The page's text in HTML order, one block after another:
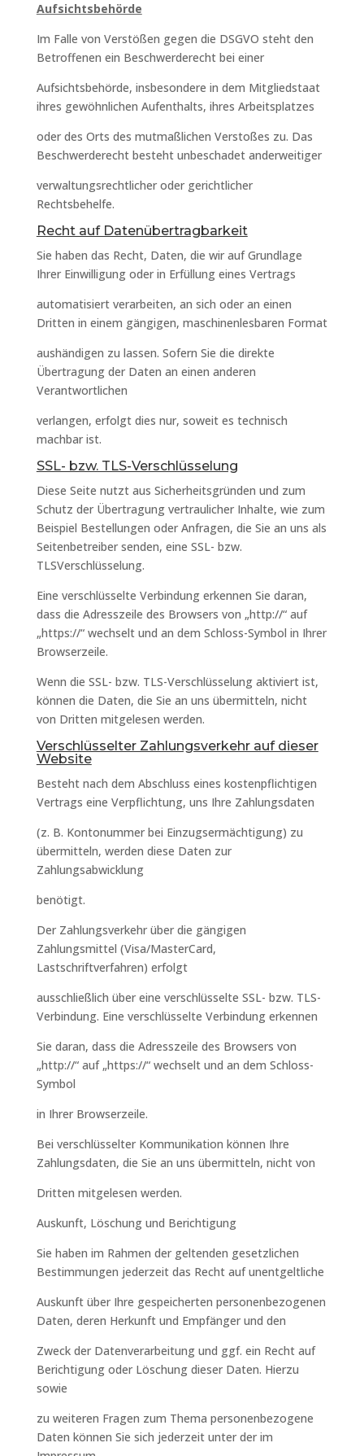
Aufsichtsbehörde
Im Falle von Verstößen gegen die DSGVO steht den
Betroffenen ein Beschwerderecht bei einer
Aufsichtsbehörde, insbesondere in dem Mitgliedstaat
ihres gewöhnlichen Aufenthalts, ihres Arbeitsplatzes
oder des Orts des mutmaßlichen Verstoßes zu. Das
Beschwerderecht besteht unbeschadet anderweitiger
verwaltungsrechtlicher oder gerichtlicher
Rechtsbehelfe.
Recht auf Datenübertragbarkeit
Sie haben das Recht, Daten, die wir auf Grundlage
Ihrer Einwilligung oder in Erfüllung eines Vertrags
automatisiert verarbeiten, an sich oder an einen
Dritten in einem gängigen, maschinenlesbaren Format
aushändigen zu lassen. Sofern Sie die direkte
Übertragung der Daten an einen anderen
Verantwortlichen
verlangen, erfolgt dies nur, soweit es technisch
machbar ist.
SSL- bzw. TLS-Verschlüsselung
Diese Seite nutzt aus Sicherheitsgründen und zum
Schutz der Übertragung vertraulicher Inhalte, wie zum
Beispiel Bestellungen oder Anfragen, die Sie an uns als
Seitenbetreiber senden, eine SSL- bzw.
TLSVerschlüsselung.
Eine verschlüsselte Verbindung erkennen Sie daran,
dass die Adresszeile des Browsers von „http://“ auf
„https://“ wechselt und an dem Schloss-Symbol in Ihrer
Browserzeile.
Wenn die SSL- bzw. TLS-Verschlüsselung aktiviert ist,
können die Daten, die Sie an uns übermitteln, nicht
von Dritten mitgelesen werden.
Verschlüsselter Zahlungsverkehr auf dieser
Website
Besteht nach dem Abschluss eines kostenpflichtigen
Vertrags eine Verpflichtung, uns Ihre Zahlungsdaten
(z. B. Kontonummer bei Einzugsermächtigung) zu
übermitteln, werden diese Daten zur
Zahlungsabwicklung
benötigt.
Der Zahlungsverkehr über die gängigen
Zahlungsmittel (Visa/MasterCard,
Lastschriftverfahren) erfolgt
ausschließlich über eine verschlüsselte SSL- bzw. TLS-
Verbindung. Eine verschlüsselte Verbindung erkennen
Sie daran, dass die Adresszeile des Browsers von
„http://“ auf „https://“ wechselt und an dem Schloss-
Symbol
in Ihrer Browserzeile.
Bei verschlüsselter Kommunikation können Ihre
Zahlungsdaten, die Sie an uns übermitteln, nicht von
Dritten mitgelesen werden.
Auskunft, Löschung und Berichtigung
Sie haben im Rahmen der geltenden gesetzlichen
Bestimmungen jederzeit das Recht auf unentgeltliche
Auskunft über Ihre gespeicherten personenbezogenen
Daten, deren Herkunft und Empfänger und den
Zweck der Datenverarbeitung und ggf. ein Recht auf
Berichtigung oder Löschung dieser Daten. Hierzu
sowie
zu weiteren Fragen zum Thema personenbezogene
Daten können Sie sich jederzeit unter der im